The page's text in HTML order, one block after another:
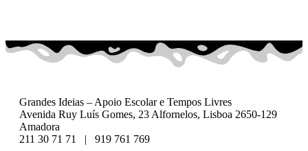
Grandes Ideias – Apoio Escolar e Tempos Livres
Avenida Ruy Luís Gomes, 23 Alfornelos, Lisboa 2650-129
Amadora
211 30 71 71 | 919 761 769